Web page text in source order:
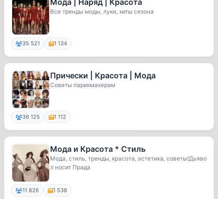
Мода | Наряд | Красота
Все тренды моды, луки, хиты сезона
35 521 1 134
Прически | Красота | Мода
Советы парикмахерам
36 125 1 112
Мода и Красота * Стиль
Мода, стиль, тренды, красота, эстетика, советы!Дьяво
л носит Прада
11 826 1 538